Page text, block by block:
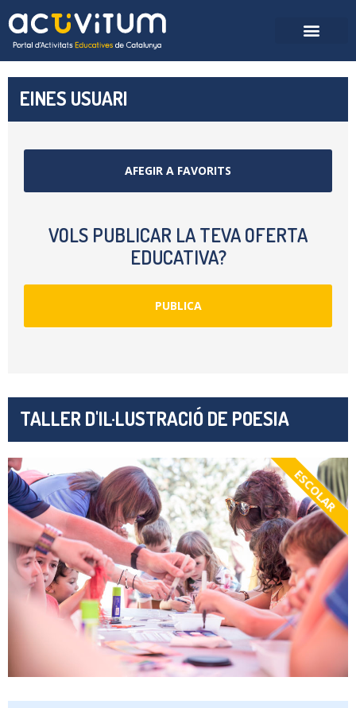
EINES USUARI
AFEGIR A FAVORITS
VOLS PUBLICAR LA TEVA OFERTA
EDUCATIVA?
PUBLICA
TALLER D'IL·LUSTRACIÓ DE POESIA
ESCOLAR